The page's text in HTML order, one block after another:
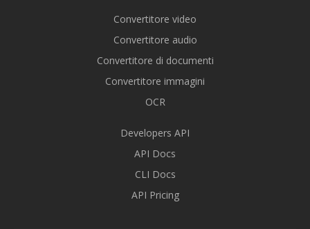
Convertitore video
Convertitore audio
Convertitore di documenti
Convertitore immagini
OCR
Developers API
API Docs
CLI Docs
API Pricing